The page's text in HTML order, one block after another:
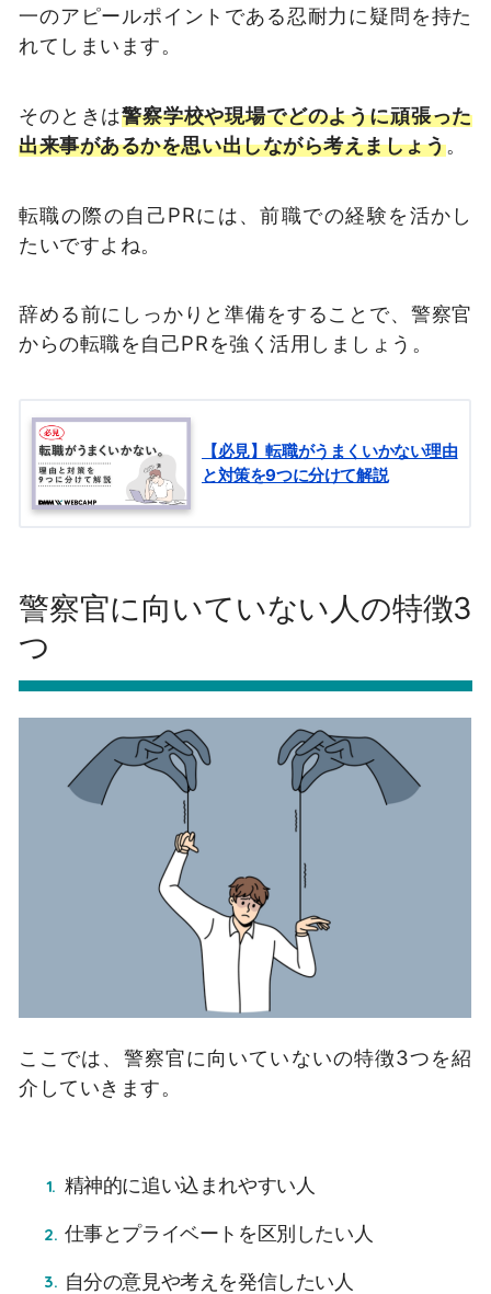
一のアピールポイントである忍耐力に疑問を持た
れてしまいます。
そのときは警察学校や現場でどのように頑張った
出来事があるかを思い出しながら考えましょう。
転職の際の自己PRには、前職での経験を活かし
たいですよね。
辞める前にしっかりと準備をすることで、警察官
からの転職を自己PRを強く活用しましょう。
【必見】転職がうまくいかない理由
と対策を9つに分けて解説
警察官に向いていない人の特徴3
つ
ここでは、警察官に向いていないの特徴3つを紹
介していきます。
精神的に追い込まれやすい人
仕事とプライベートを区別したい人
自分の意見や考えを発信したい人